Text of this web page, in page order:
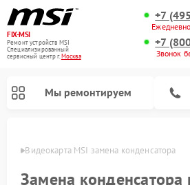
FIX-MSI
Ремонт устройств MSI
Специализированный
cервисный центр г.Москва
+7
+7
Звонок
Мы ремонтируем
Видеокарта MSI замена конденсатора
Замена конденсатора